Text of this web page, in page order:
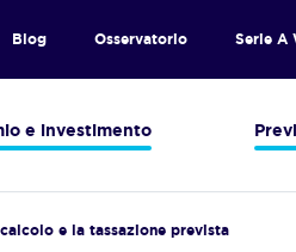
Blog Osservatorio Serie A
e investimento
e la tassazione prevista